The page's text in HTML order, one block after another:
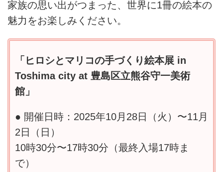
家族の思い出がつまった、世界に1冊の絵本の
魅力をお楽しみください。
「ヒロシとマリコの手づくり絵本展 in
Toshima city at 豊島区立熊谷守一美術
館」
● 開催日時：2025年10月28日（火）〜11月
2日（日）
10時30分〜17時30分（最終入場17時ま
で）